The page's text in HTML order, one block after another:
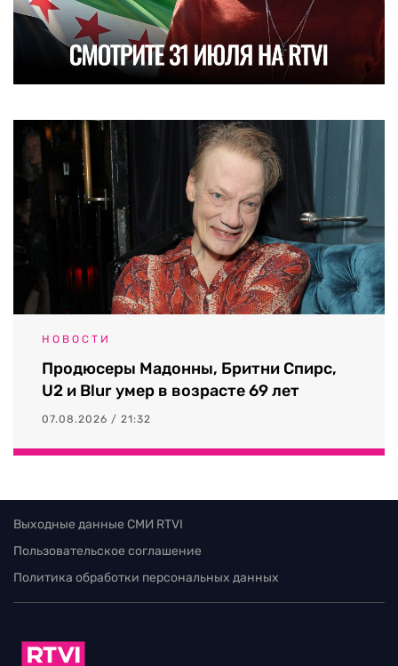
НОВОСТИ
Продюсеры Мадонны, Бритни Спирс,
U2 и Blur умер в возрасте 69 лет
07.08.2026 / 21:32
Выходные данные СМИ RTVI
Пользовательское соглашение
Политика обработки персональных данных